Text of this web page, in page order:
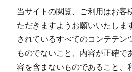
当サイトの閲覧、ご利用はお客
ただきますようお願いいたしま
されているすべてのコンテテン
ものでないこと、内容が正確で
容を含まないものであること、